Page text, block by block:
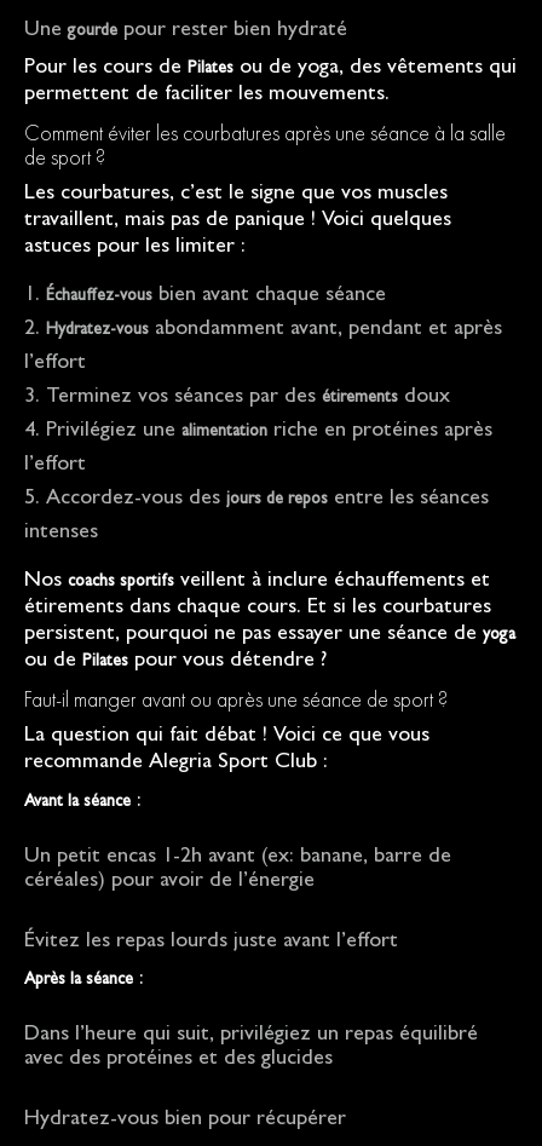
Unegourde pour rester bien hydraté
Pour les cours de Pilates ou de yoga, des vêtements qui
permettent de faciliter les mouvements.
Comment éviter les courbatures après une séance à la salle
de sport ?
Les courbatures, c’est le signe que vos muscles
travaillent, mais pas de panique ! Voici quelques
astuces pour les limiter :
Échauffez-vous bien avant chaque séance
Hydratez-vous abondamment avant, pendant et après
l’effort
Terminez vos séances par des étirements doux
Privilégiez une alimentation riche en protéines après
l’effort
Accordez-vous des jours de repos entre les séances
intenses
Nos coachs sportifs veillent à inclure échauffements et
étirements dans chaque cours. Et si les courbatures
persistent, pourquoi ne pas essayer une séance de yoga
ou de Pilates pour vous détendre ?
Faut-il manger avant ou après une séance de sport ?
La question qui fait débat ! Voici ce que vous
recommande Alegria Sport Club :
Avant la séance :
Un petit encas 1-2h avant (ex: banane, barre de
céréales) pour avoir de l’énergie
Évitez les repas lourds juste avant l’effort
Après la séance :
Dans l’heure qui suit, privilégiez un repas équilibré
avec des protéines et des glucides
Hydratez-vous bien pour récupérer